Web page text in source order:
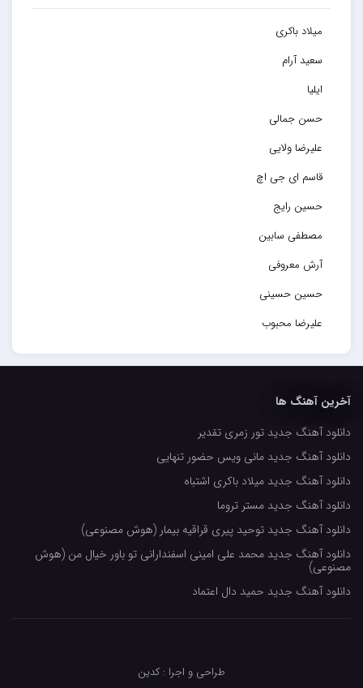
میلاد باکری
سعید آرام
ایلیا
حسن جمالی
علیرضا ولایی
قاسم ای جی اچ
حسین رایج
مصطفی سابین
آرش معروفی
حسین حسینی
علیرضا محبوب
حسین حصارکی
کاپیتان
مجید رضوی
رضا مرانلو
امیر عرفانی
رضا صادقی
سعید شمس
آخرین آهنگ ها
دانلود آهنگ جدید تور زمری تقدیر
دانلود آهنگ جدید مانی ویس حضور تنهایی
دانلود آهنگ جدید میلاد باکری اشتباه
دانلود آهنگ جدید مستر تروما
دانلود آهنگ جدید توحید پیری قراقیه بیمار (هوش مصنوعی)
دانلود آهنگ جدید محمد علی امینی اسفندارانی تو باور خیال من (هوش
مصنوعی)
دانلود آهنگ جدید حمید دال اعتماد
طراحی و اجرا : کدین